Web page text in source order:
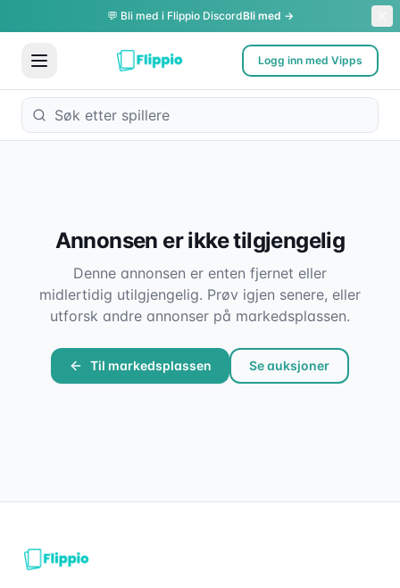
💬 Bli med i Flippio DiscordBli med →
Logg inn med Vipps
Annonsen er ikke tilgjengelig
Denne annonsen er enten fjernet eller
midlertidig utilgjengelig. Prøv igjen senere, eller
utforsk andre annonser på markedsplassen.
Til markedsplassen Se auksjoner